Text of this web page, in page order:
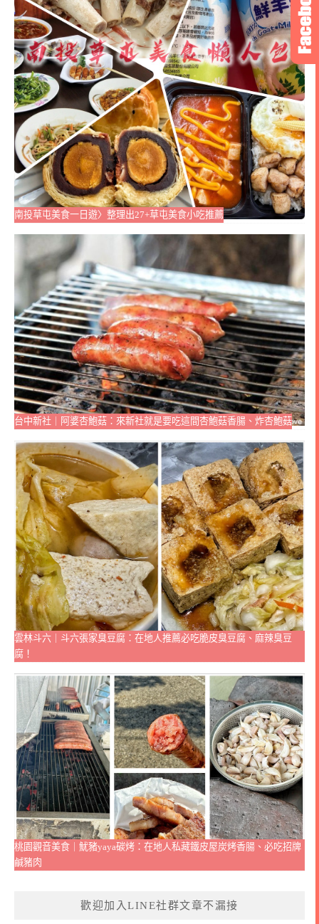
南投草屯美食一日遊〉整理出27+草屯美食小吃推薦
台中新社｜阿婆杏鮑菇：來新社就是要吃這間杏鮑菇香腸、炸杏鮑菇
雲林斗六｜斗六張家臭豆腐：在地人推薦必吃脆皮臭豆腐、麻辣臭豆
腐！
桃園觀音美食｜魷豬yaya碳烤：在地人私藏鐵皮屋炭烤香腸、必吃招牌
鹹豬肉
歡迎加入LINE社群文章不漏接